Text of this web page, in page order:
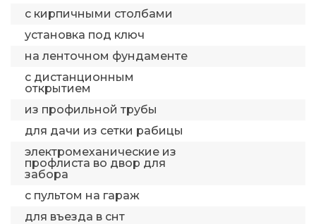
с кирпичными столбами
установка под ключ
на ленточном фундаменте
с дистанционным
открытием
из профильной трубы
для дачи из сетки рабицы
электромеханические из
профлиста во двор для
забора
с пультом на гараж
для въезда в снт